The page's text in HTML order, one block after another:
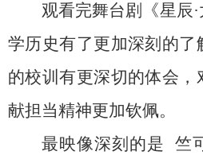
观看完舞台剧《星辰·
学历史有了更加深刻的了
的校训有更深切的体会，
献担当精神更加钦佩。
最映像深刻的是 竺